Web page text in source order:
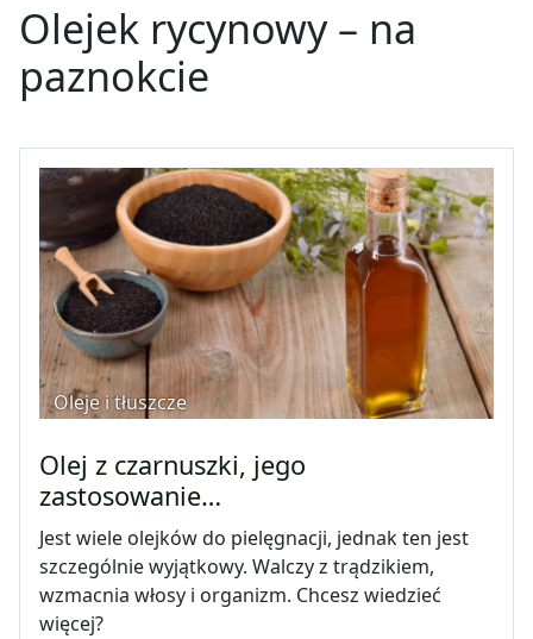
Olejek rycynowy – na
paznokcie
Oleje i tłuszcze
Olej z czarnuszki, jego
zastosowanie…
Jest wiele olejków do pielęgnacji, jednak ten jest
szczególnie wyjątkowy. Walczy z trądzikiem,
wzmacnia włosy i organizm. Chcesz wiedzieć
więcej?